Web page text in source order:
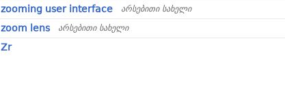
zooming user interface არსებითი სახელი
zoom lens არსებითი სახელი
Zr